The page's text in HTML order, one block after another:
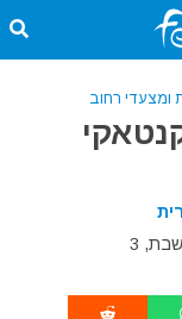
ומצעדי רחוב
יום חמישי, 1 באוקטובר, 2026 - יום שבת, 3